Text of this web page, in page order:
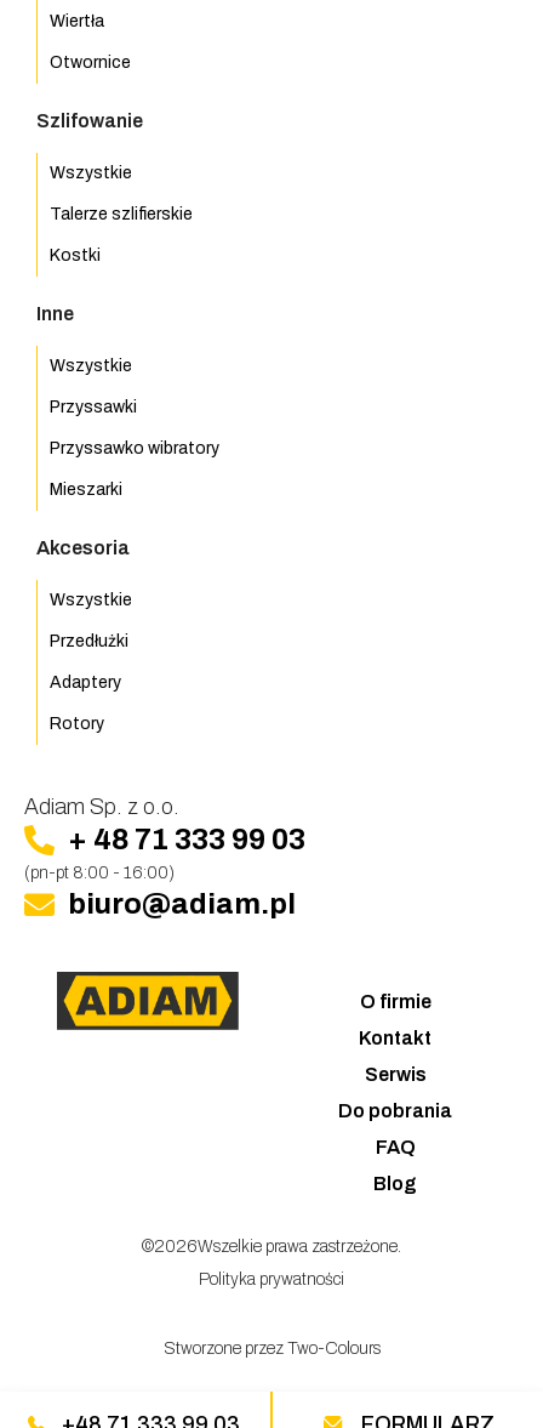
Wiertła
Otwornice
Szlifowanie
Wszystkie
Talerze szlifierskie
Kostki
Inne
Wszystkie
Przyssawki
Przyssawko wibratory
Mieszarki
Akcesoria
Wszystkie
Przedłużki
Adaptery
Rotory
O firmie
Kontakt
Serwis
Do pobrania
FAQ
Blog
©2026Wszelkie prawa zastrzeżone.
Polityka prywatności
Adiam Sp. z o.o.
+ 48 71 333 99 03
(pn-pt 8:00 - 16:00)
biuro@adiam.pl
Stworzone przez Two-Colours